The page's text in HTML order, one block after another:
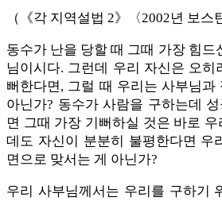
（《각 지역설법 2》〈2002년 보스
동수가 난을 당할 때 그때 가장 힘드
님이시다. 그런데 우리 자신은 오히
뻐한다면, 그럴 때 우리는 사부님과
아닌가? 동수가 사람을 구하는데
면 그때 가장 기뻐하실 것은 바로
데도 자신이 분분히 불평한다면 우
면으로 맞서는 게 아닌가?
우리 사부님께서는 우리를 구하기